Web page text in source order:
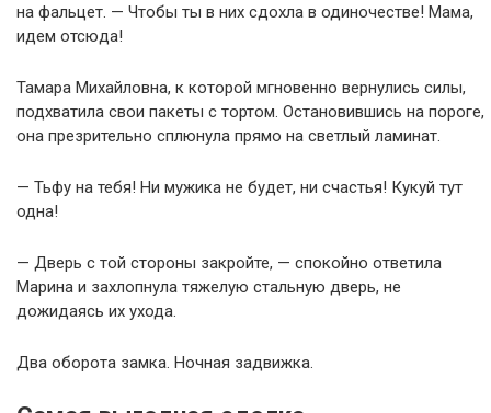
на фальцет. — Чтобы ты в них сдохла в одиночестве! Мама,
идем отсюда!
Тамара Михайловна, к которой мгновенно вернулись силы,
подхватила свои пакеты с тортом. Остановившись на пороге,
она презрительно сплюнула прямо на светлый ламинат.
— Тьфу на тебя! Ни мужика не будет, ни счастья! Кукуй тут
одна!
— Дверь с той стороны закройте, — спокойно ответила
Марина и захлопнула тяжелую стальную дверь, не
дожидаясь их ухода.
Два оборота замка. Ночная задвижка.